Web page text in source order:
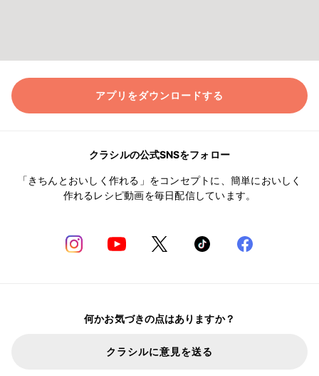
アプリをダウンロードする
クラシルの公式SNSをフォロー
「きちんとおいしく作れる」をコンセプトに、簡単においしく
作れるレシピ動画を毎日配信しています。
何かお気づきの点はありますか？
クラシルに意見を送る